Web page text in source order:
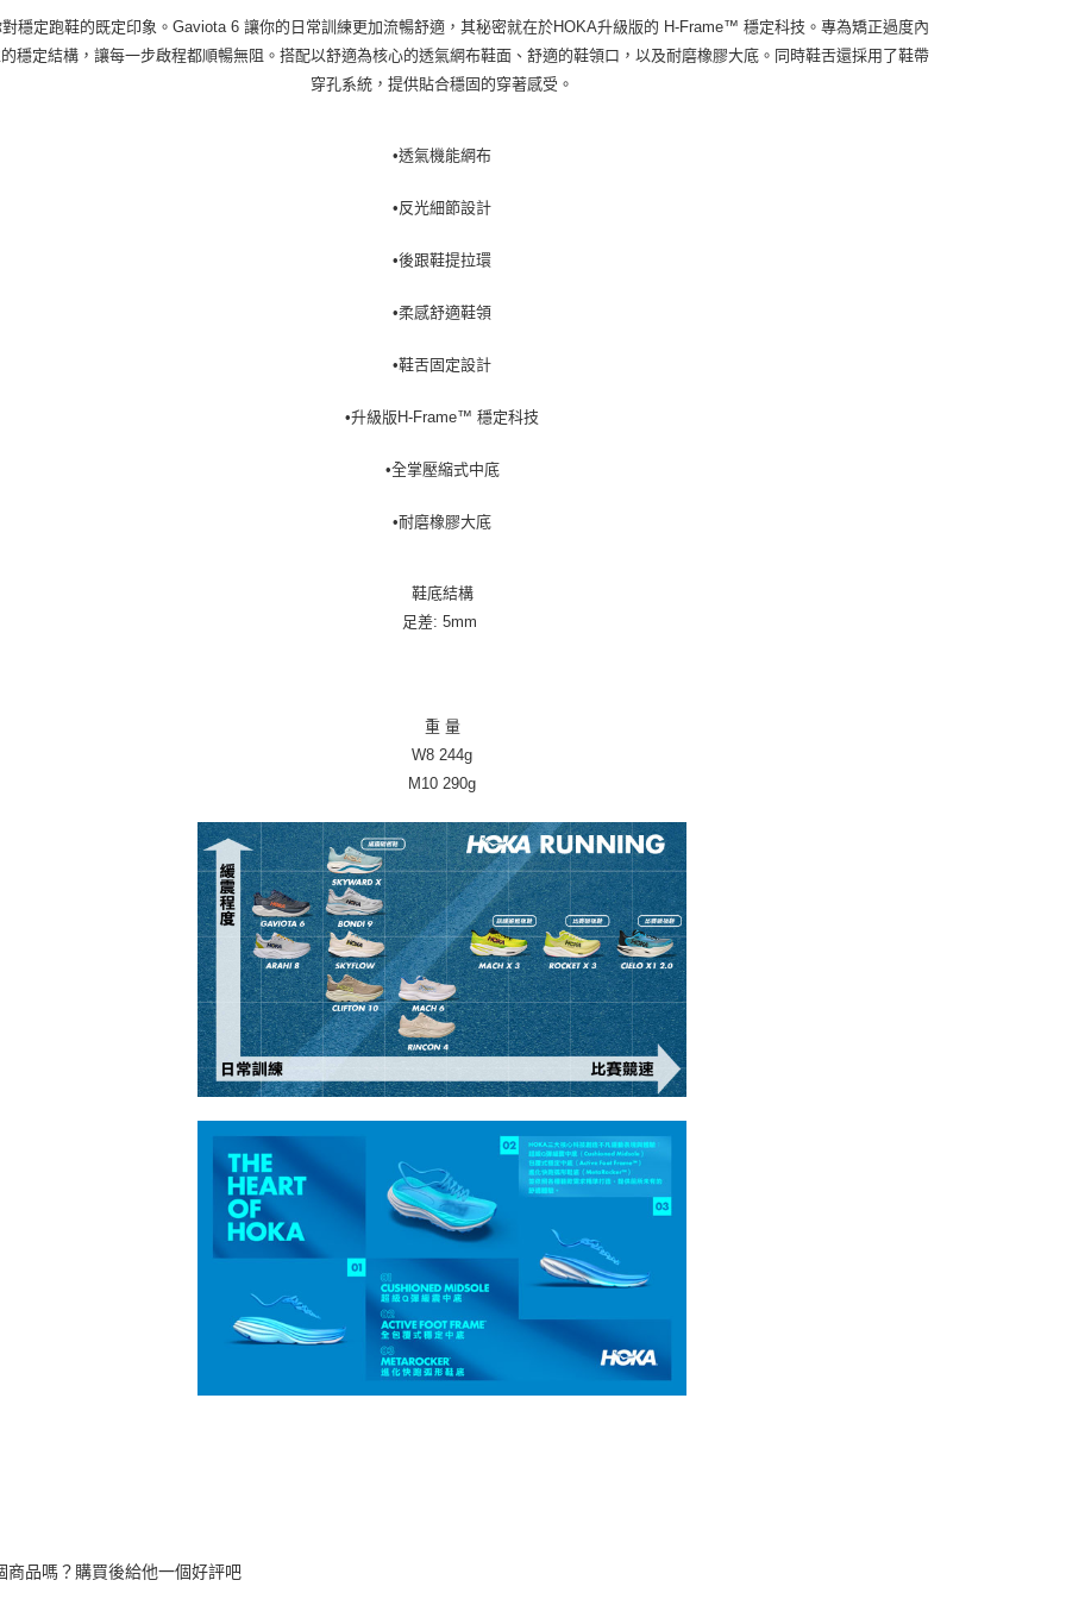
穩定跑鞋的既定印象。Gaviota 6 讓你的日常訓練更加流暢舒適，其秘密就在於HOKA升級版的 H-Frame™ 穩定科技。專為矯正過度內
穩定結構，讓每一步啟程都順暢無阻。搭配以舒適為核心的透氣網布鞋面、舒適的鞋領口，以及耐磨橡膠大底。同時鞋舌還採用了鞋帶
穿孔系統，提供貼合穩固的穿著感受。
•透氣機能網布
•反光細節設計
•後跟鞋提拉環
•柔感舒適鞋領
•鞋舌固定設計
•升級版H-Frame™ 穩定科技
•全掌壓縮式中底
•耐磨橡膠大底
鞋底結構
足差: 5mm
重 量
W8 244g
M10 290g
商品嗎？購買後給他一個好評吧